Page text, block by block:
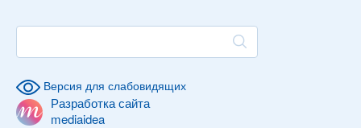
Версия для слабовидящих
Разработка сайта
mediaidea